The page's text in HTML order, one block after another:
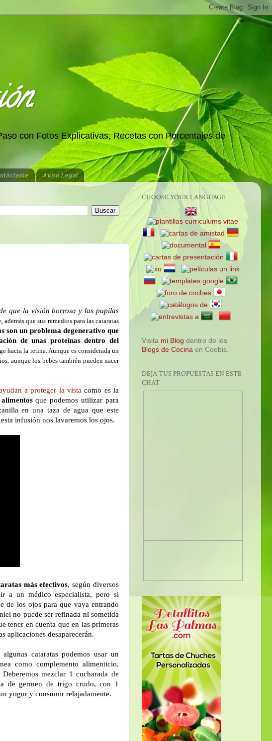
con Fotos Explicativas, Recetas con Porcentajes de
Aviso Legal
que la visión borrosa y las pupilas
además que sus remedios para las cataratas
son un problema degenerativo que
de unas proteínas dentro del
hacia la retina. Aunque es considerada un
aunque los bebes también pueden nacer
a proteger la vista como es la
que podemos utilizar para
en una taza de agua que este
infusión nos lavaremos los ojos.
más efectivos, según diversos
a un médico especialista, pero si
de los ojos para que vaya entrando
no puede ser refinada ni sometida
tener en cuenta que en las primeras
aplicaciones desaparecerán.
cataratas podemos usar un
como complemento alimenticio,
mezclar 1 cucharada de
de germen de trigo crudo, con 1
yogur y consumir relajadamente.
CHOOSE YOUR LANGUAGE
Visita mi Blog dentro de los
Blogs de Cocina en Coobis.
DEJA TUS PROPUESTAS EN ESTE
CHAT